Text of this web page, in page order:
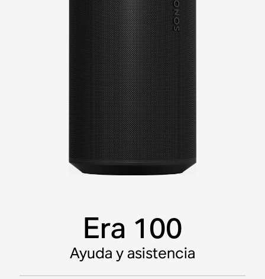
Era 100
Ayuda y asistencia